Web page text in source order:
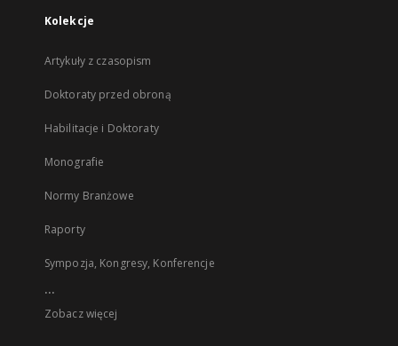
Kolekcje
Artykuły z czasopism
Doktoraty przed obroną
Habilitacje i Doktoraty
Monografie
Normy Branżowe
Raporty
Sympozja, Kongresy, Konferencje
...
Zobacz więcej